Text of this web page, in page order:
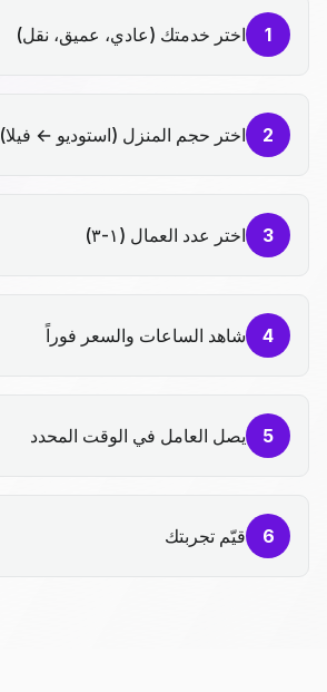
1 اختر خدمتك (عادي، عميق، نقل)
2 اختر حجم المنزل (استوديو ← فيلا)
3 اختر عدد العمال (١-٣)
4 شاهد الساعات والسعر فوراً
5 يصل العامل في الوقت المحدد
6 قيّم تجربتك